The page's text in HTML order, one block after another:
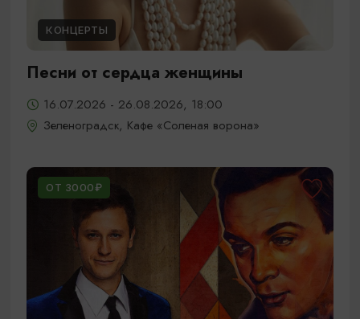
КОНЦЕРТЫ
Песни от сердца женщины
16.07.2026 - 26.08.2026, 18:00
Зеленоградск, Кафе «Соленая ворона»
ОТ 3000₽